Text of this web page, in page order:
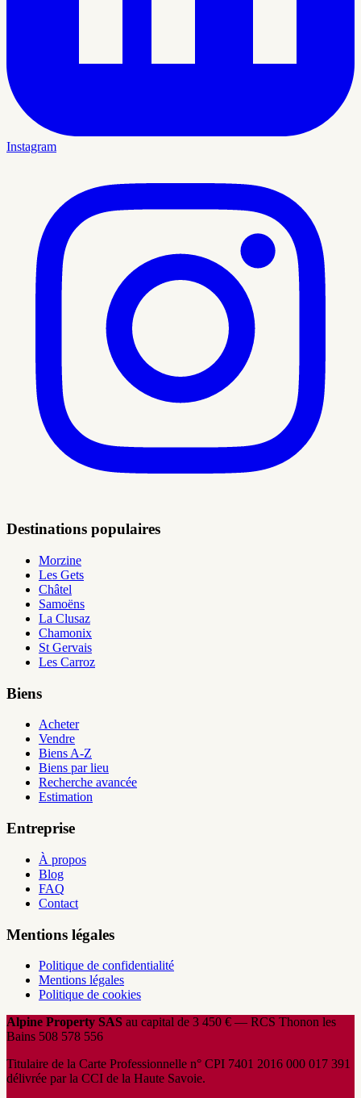
Instagram
Destinations populaires
Morzine
Les Gets
Châtel
Samoëns
La Clusaz
Chamonix
St Gervais
Les Carroz
Biens
Acheter
Vendre
Biens A-Z
Biens par lieu
Recherche avancée
Estimation
Entreprise
À propos
Blog
FAQ
Contact
Mentions légales
Politique de confidentialité
Mentions légales
Politique de cookies
Alpine Property SAS au capital de 3 450 € — RCS Thonon les
Bains 508 578 556
Titulaire de la Carte Professionnelle n° CPI 7401 2016 000 017 391
délivrée par la CCI de la Haute Savoie.